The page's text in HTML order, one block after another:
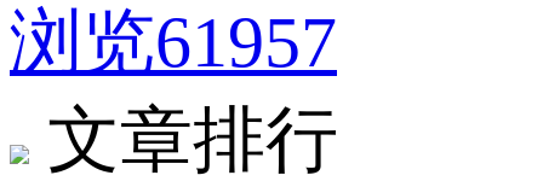
浏览61957
文章排行